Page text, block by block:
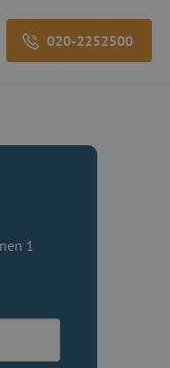
020-2252500
1